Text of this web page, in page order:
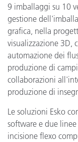
9 imballaggi su 10
gestione
grafica, nella
visualizzazione 3D,
automazione dei
produzione di
collaborazioni
produzione di
Le soluzioni Esko
software e due
incisione flexo